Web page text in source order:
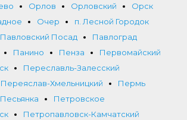
Орлов Орловский
Орск
Очер
п. Лесной Городок
Павловский Посад
Павлоград
Панино Пенза
Первомайский
Переславль-Залесский
Переяслав-Хмельницкий
Пермь
Песьянка
Петровское
Петропавловск-Камчатский